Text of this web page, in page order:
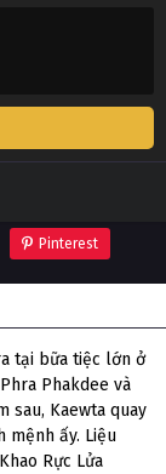
Pinterest
tại bữa tiệc lớn ở
Phakdee và
sau, Kaewta quay
mệnh ấy. Liệu
Rực Lửa